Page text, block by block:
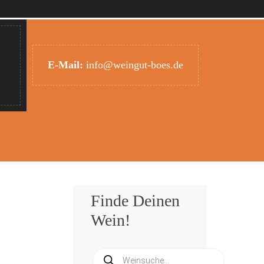
E-Mail: info@weingut-boes.de
Finde Deinen
Wein!
Products